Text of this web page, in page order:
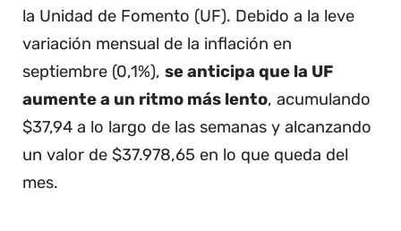
la Unidad de Fomento (UF). Debido a la leve
variación mensual de la inflación en
septiembre (0,1%), se anticipa que la UF
aumente a un ritmo más lento, acumulando
$37,94 a lo largo de las semanas y alcanzando
un valor de $37.978,65 en lo que queda del
mes.